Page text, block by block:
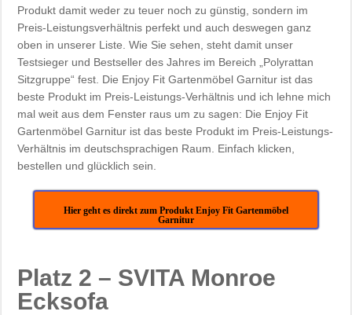
Produkt damit weder zu teuer noch zu günstig, sondern im
Preis-Leistungsverhältnis perfekt und auch deswegen ganz
oben in unserer Liste. Wie Sie sehen, steht damit unser
Testsieger und Bestseller des Jahres im Bereich „Polyrattan
Sitzgruppe“ fest. Die Enjoy Fit Gartenmöbel Garnitur ist das
beste Produkt im Preis-Leistungs-Verhältnis und ich lehne mich
mal weit aus dem Fenster raus um zu sagen: Die Enjoy Fit
Gartenmöbel Garnitur ist das beste Produkt im Preis-Leistungs-
Verhältnis im deutschsprachigen Raum. Einfach klicken,
bestellen und glücklich sein.
Hier geht es direkt zum Produkt Enjoy Fit Gartenmöbel
Garnitur
Platz 2 – SVITA Monroe
Ecksofa